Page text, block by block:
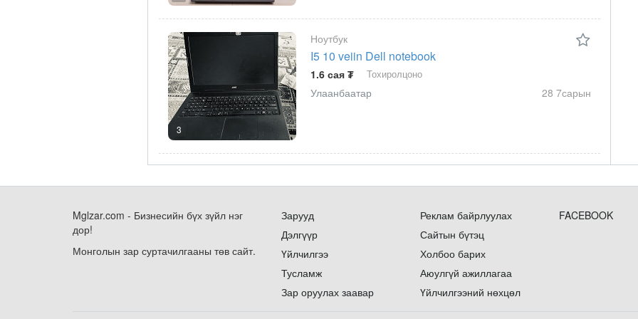
3
Ноутбук
I5 10 veiin Dell notebook
1.6 сая ₮ Тохиролцоно
Улаанбаатар 28 7сарын
Mglzar.com - Бизнесийн бүх зүйл нэг
дор!
Монголын зар суртачилгааны төв сайт.
Зарууд
Дэлгүүр
Үйлчилгээ
Тусламж
Зар оруулах заавар
Реклам байрлуулах
Сайтын бүтэц
Холбоо барих
Аюулгүй ажиллагаа
Үйлчилгээний нөхцөл
FACEBOOK